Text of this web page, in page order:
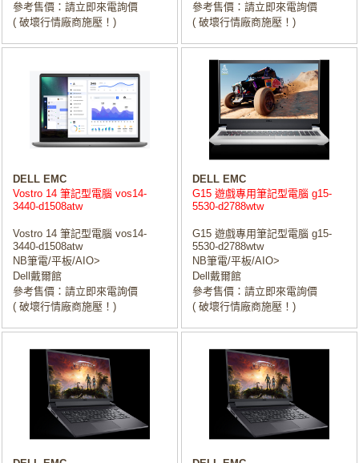
參考售價：請立即來電詢價
( 破壞行情廠商施壓！)
參考售價：請立即來電詢價
( 破壞行情廠商施壓！)
DELL EMC
Vostro 14 筆記型電腦 vos14-
3440-d1508atw
Vostro 14 筆記型電腦 vos14-
3440-d1508atw
NB筆電/平板/AIO>
Dell戴爾館
參考售價：請立即來電詢價
( 破壞行情廠商施壓！)
DELL EMC
G15 遊戲專用筆記型電腦 g15-
5530-d2788wtw
G15 遊戲專用筆記型電腦 g15-
5530-d2788wtw
NB筆電/平板/AIO>
Dell戴爾館
參考售價：請立即來電詢價
( 破壞行情廠商施壓！)